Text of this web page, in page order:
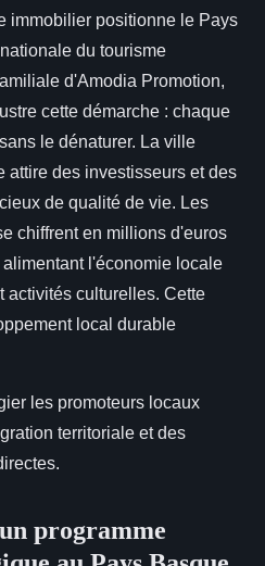
immobilier positionne le Pays
du tourisme
d'Amodia Promotion,
cette démarche : chaque
le dénaturer. La ville
attire des investisseurs et des
de qualité de vie. Les
chiffrent en millions d'euros
l'économie locale
activités culturelles. Cette
local durable
les promoteurs locaux
territoriale et des
programme